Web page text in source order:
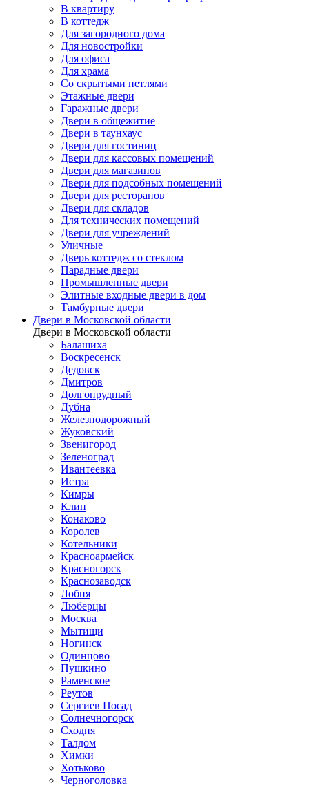
В квартиру
В коттедж
Для загородного дома
Для новостройки
Для офиса
Для храма
Со скрытыми петлями
Этажные двери
Гаражные двери
Двери в общежитие
Двери в таунхаус
Двери для гостиниц
Двери для кассовых помещений
Двери для магазинов
Двери для подсобных помещений
Двери для ресторанов
Двери для складов
Для технических помещений
Двери для учреждений
Уличные
Дверь коттедж со стеклом
Парадные двери
Промышленные двери
Элитные входные двери в дом
Тамбурные двери
Двери в Московской области
Двери в Московской области
Балашиха
Воскресенск
Дедовск
Дмитров
Долгопрудный
Дубна
Железнодорожный
Жуковский
Звенигород
Зеленоград
Ивантеевка
Истра
Кимры
Клин
Конаково
Королев
Котельники
Красноармейск
Красногорск
Краснозаводск
Лобня
Люберцы
Москва
Мытищи
Ногинск
Одинцово
Пушкино
Раменское
Реутов
Сергиев Посад
Солнечногорск
Сходня
Талдом
Химки
Хотьково
Черноголовка